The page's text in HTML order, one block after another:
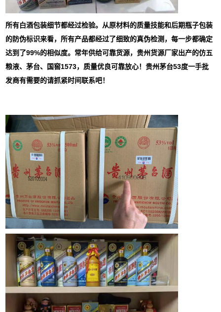
所有白酒包装细节都经过检验。从原材料的质量技能和后期瓶子包装
的防伪标识来看，所有产品都经过了细致的真伪检测，每一步都确定
达到了99%的相似度。常年供给可靠货源，贵州货源厂家出产的仿五
粮液、茅台、国窖1573，质量优良可靠放心！贵州茅台53度一手批
发商有需要的请抓紧时间联系吧！